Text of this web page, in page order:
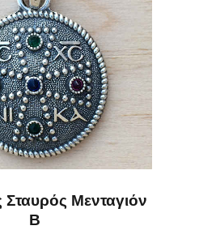
Μενταγιόν
Β